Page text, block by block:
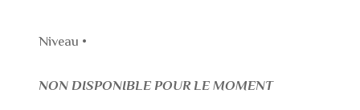
Niveau •
NON DISPONIBLE POUR LE MOMENT